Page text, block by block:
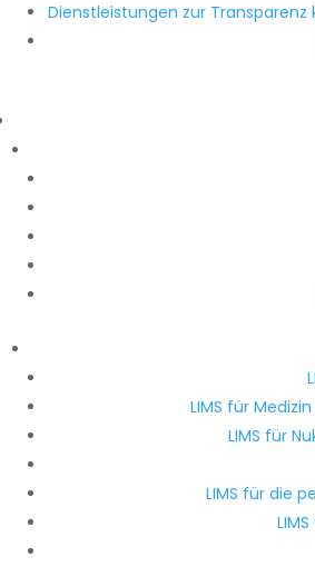
Dienstleistungen zur Transparenz
LIMS für
LIMS für
LIMS für die